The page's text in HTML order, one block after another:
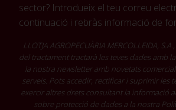
sector? Introdueix el teu correu
continuació i rebràs informació de
LLOTJA AGROPECUÀRIA MERCOLLEIDA,
del tractament tractarà les teves dades amb
la nostra newsletter amb novetats
serveis. Pots accedir, rectificar i suprimir les
exercir altres drets consultant la informació
sobre protecció de dades a la nostra